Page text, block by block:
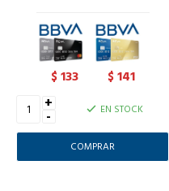
$133 $141
+
- EN STOCK